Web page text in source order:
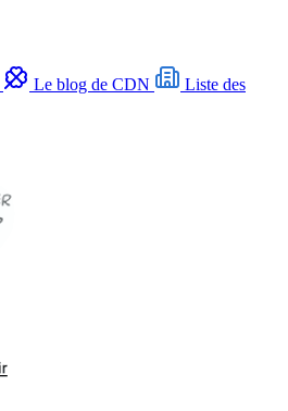
Le blog de CDN
Liste des